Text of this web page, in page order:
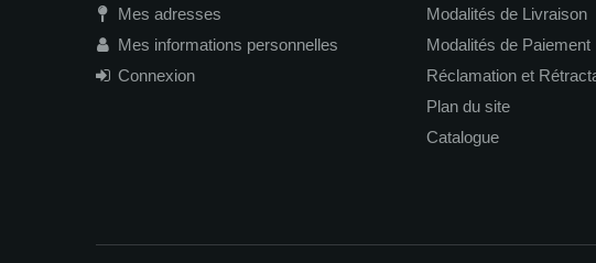
Mes adresses
Mes informations personnelles
Connexion
Modalités de Livraison
Modalités de Paiement
Réclamation et
Plan du site
Catalogue